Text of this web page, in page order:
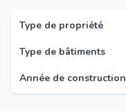
Type de propriété
Type de bâtiments
Année de construction